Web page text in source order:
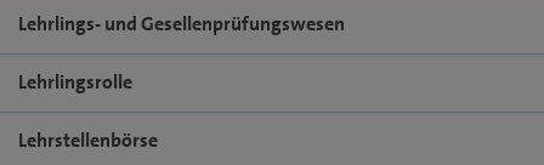
Lehrlings- und Gesellenprüfungswesen
Lehrlingsrolle
Lehrstellenbörse